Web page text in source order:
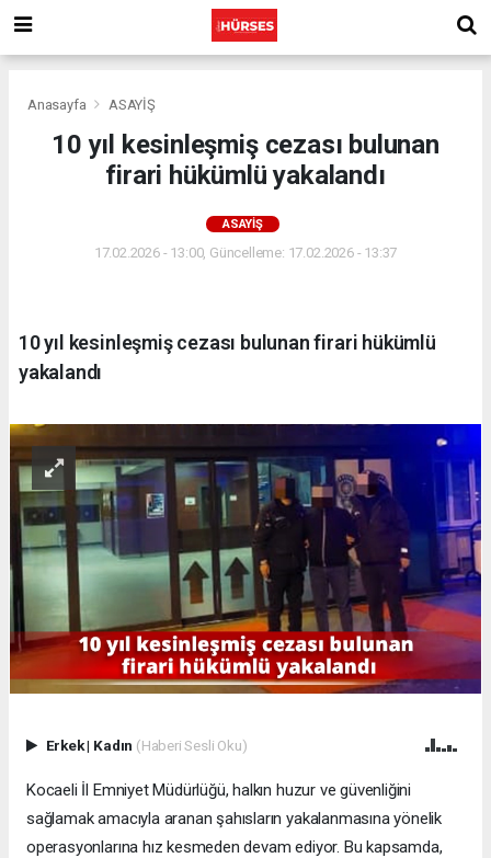
Anasayfa ASAYİŞ
10 yıl kesinleşmiş cezası bulunan
firari hükümlü yakalandı
ASAYİŞ
17.02.2026 - 13:00, Güncelleme: 17.02.2026 - 13:37
10 yıl kesinleşmiş cezası bulunan firari hükümlü
yakalandı
Erkek| Kadın (Haberi Sesli Oku)
Kocaeli İl Emniyet Müdürlüğü, halkın huzur ve güvenliğini
sağlamak amacıyla aranan şahısların yakalanmasına yönelik
operasyonlarına hız kesmeden devam ediyor. Bu kapsamda,